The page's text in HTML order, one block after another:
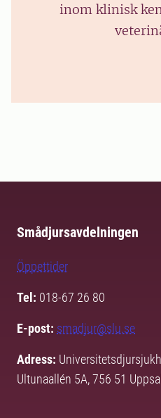
inom klinisk
Smådjursavdelningen
Öppettider
Tel: 018-67 26 80
E-post: smadjur@slu.se
Adress:
Ultunaallén 5A, 756 51